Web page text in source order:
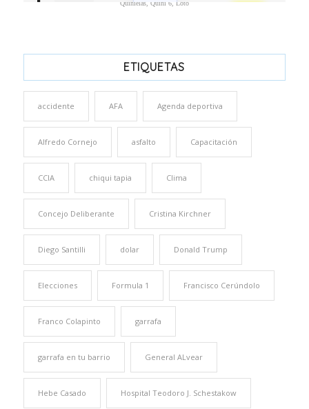
Quinielas, Quini 6, Loto
ETIQUETAS
accidente AFA Agenda deportiva
Alfredo Cornejo asfalto Capacitación
CCIA chiqui tapia Clima
Concejo Deliberante Cristina Kirchner
Diego Santilli dolar Donald Trump
Elecciones Formula 1 Francisco Cerúndolo
Franco Colapinto garrafa
garrafa en tu barrio General ALvear
Hebe Casado Hospital Teodoro J. Schestakow